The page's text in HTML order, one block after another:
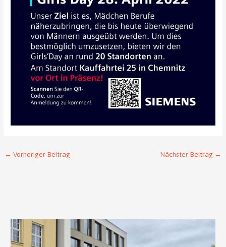
← Vorheriger Beitrag Nächster Beitrag →